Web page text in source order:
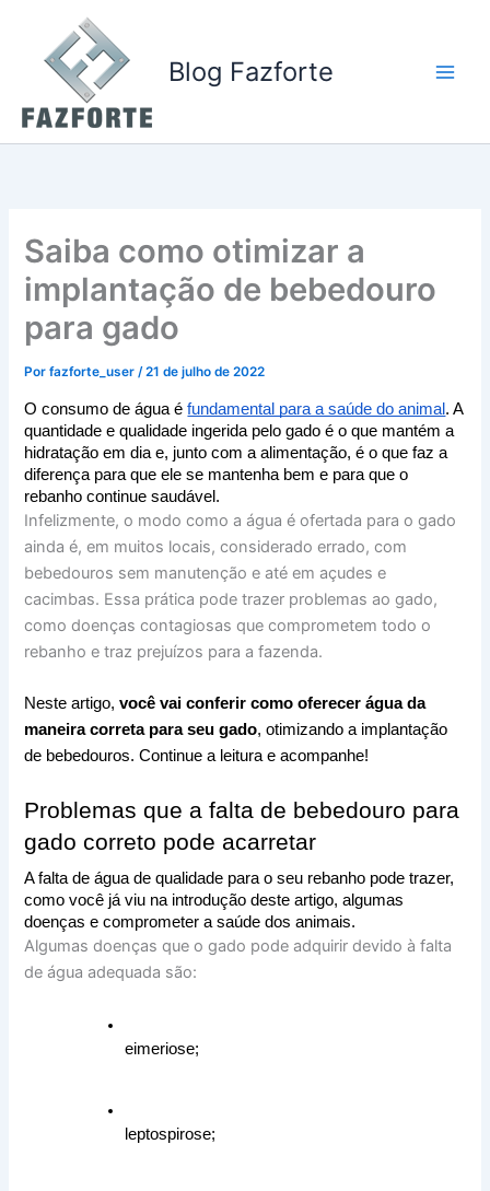
conteúdo
Blog Fazforte
Saiba como otimizar a
implantação de bebedouro
para gado
Porfazforte_user/21 de julho de 2022
O consumo de água é fundamental para a saúde do animal . A
quantidade e qualidade ingerida pelo gado é o que mantém a
hidratação em dia e, junto com a alimentação, é o que faz a
diferença para que ele se mantenha bem e para que o
rebanho continue saudável.
Infelizmente, o modo como a água é ofertada para o gado
ainda é, em muitos locais, considerado errado, com
bebedouros sem manutenção e até em açudes e
cacimbas. Essa prática pode trazer problemas ao gado,
como doenças contagiosas que comprometem todo o
rebanho e traz prejuízos para a fazenda.
Neste artigo, você vai conferir como oferecer água da
maneira correta para seu gado, otimizando a implantação
de bebedouros. Continue a leitura e acompanhe!
Problemas que a falta de bebedouro para
gado correto pode acarretar
A falta de água de qualidade para o seu rebanho pode trazer,
como você já viu na introdução deste artigo, algumas
doenças e comprometer a saúde dos animais.
Algumas doenças que o gado pode adquirir devido à falta
de água adequada são:
eimeriose;
leptospirose;